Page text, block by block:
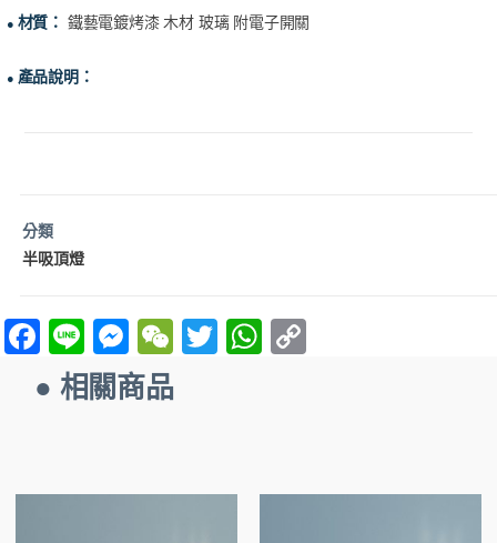
● 材質： 鐵藝電鍍烤漆 木材 玻璃 附電子開關
● 產品說明：
分類
半吸頂燈
F
a
ce
Li
n
e
M
es
se
W
e
T
w
W
h
● 相關商品